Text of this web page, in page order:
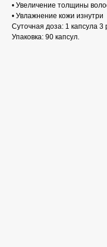
• Увеличение толщины
• Увлажнение кожи изнутри
Суточная доза: 1 капсула
Упаковка: 90 капсул.